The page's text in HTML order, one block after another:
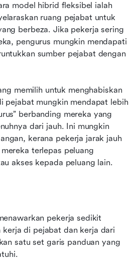
model hibrid fleksibel ialah
ruang pejabat untuk
berbeza. Jika pekerja sering
pengurus mungkin mendapati
sumber pejabat dengan
memilih untuk menghabiskan
pejabat mungkin mendapat lebih
berbanding mereka yang
dari jauh. Ini mungkin
kerana pekerja jarak jauh
terlepas peluang
akses kepada peluang lain.
pekerja sedikit
di pejabat dan kerja dari
satu set garis panduan yang